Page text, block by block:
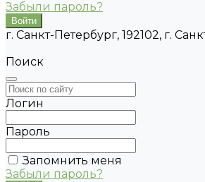
Забыли пароль?
г. Санкт-Петербург, 192102, г.
Поиск
Логин
Пароль
Запомнить меня
Забыли пароль?